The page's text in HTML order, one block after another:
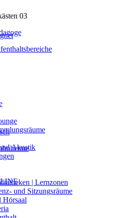
03
Akustik
| Lernzonen
und Sitzungsräume
Hörsaal